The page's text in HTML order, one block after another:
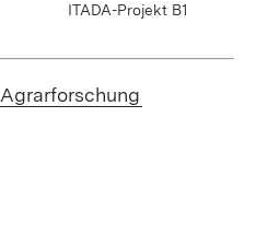
ITADA-Projekt B1
Agrarforschung